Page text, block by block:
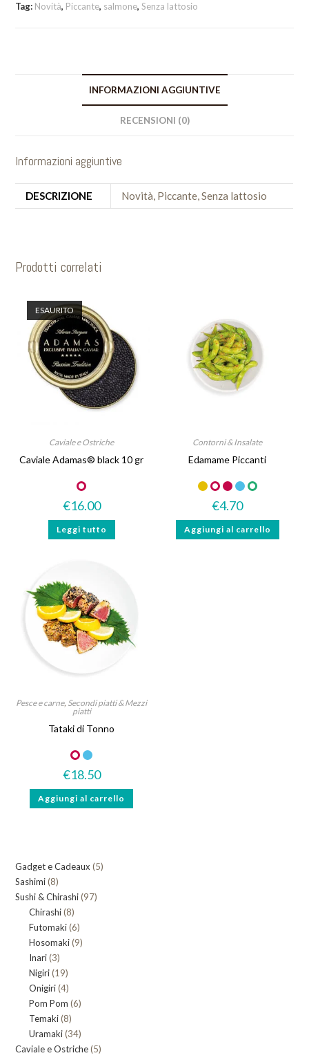
Tag: Novità, Piccante, salmone,Senza lattosio
INFORMAZIONI AGGIUNTIVE
RECENSIONI (0)
Informazioni aggiuntive
DESCRIZIONE Novità, Piccante, Senza lattosio
Prodotti correlati
ESAURITO
Caviale e Ostriche
Caviale Adamas® black 10 gr
€16.00
Leggi tutto
Contorni & Insalate
Edamame Piccanti
€4.70
Aggiungi al carrello
Pesce e carne, Secondi piatti & Mezzi
piatti
Tataki di Tonno
€18.50
Aggiungi al carrello
Gadget e Cadeaux 55
Sashimi 88
prodotti
Sushi & Chirashi 9797
Chirashi 88
prodotti
Futomaki 66
prodotti
Hosomaki 99
Inari 33
prodotti
Nigiri 1919
prodotti
Onigiri 44
prodotti
Pom Pom 66
Temaki 88
prodotti
Uramaki 3434
prodotti
Caviale e Ostriche 55